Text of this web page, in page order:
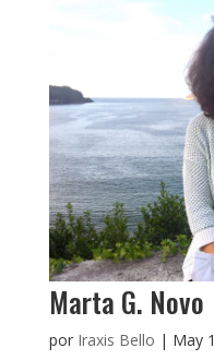
Marta G. Novo
por Iraxis Bello | May